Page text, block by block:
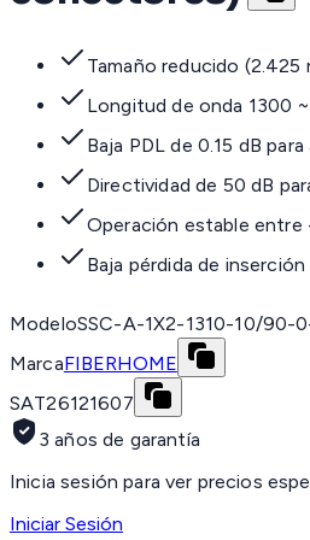
Tamaño reducido
Longitud de onda 1300
Baja PDL de 0.15 dB
Directividad de 50 dB
Operación estable entre
Baja pérdida de
ModeloSSC-A-1X2-1310-10/90-
MarcaFIBERHOME
SAT26121607
3 años de garantía
Inicia sesión para ver precios
Iniciar Sesión